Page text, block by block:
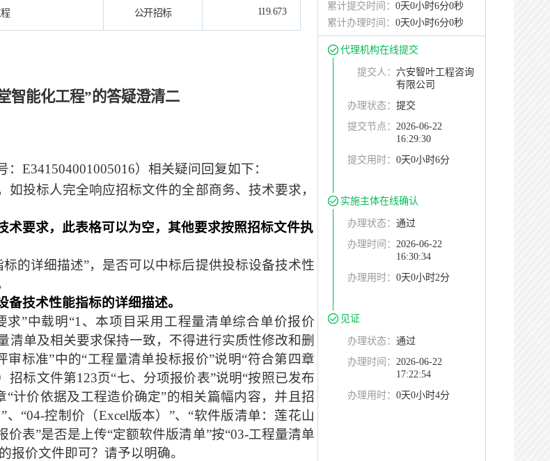
公开招标 119.673
智能化工程”的答疑澄清二
：E341504001005016）相关疑问回复如下：
如投标人完全响应招标文件的全部商务、技术要求，
术要求，此表格可以为空，其他要求按照招标文件执
的详细描述”，是否可以中标后提供投标设备技术性
技术性能指标的详细描述。
求”中载明“1 、本项目采用工程量清单综合单价报价
单及相关要求保持一致，不得进行实质性修改和删
审标准”中的“工程量清单投标报价”说明“符合第四章
招标文件第123页“七、分项报价表”说明“按照已发布
计价依据及工程造价确定”的相关篇幅内容，并且招
、“04-控制价（Excel版本）”、“软件版清单：莲花山
表”是否是上传“定额软件版清单”按“03-工程量清单
报价文件即可？请予以明确。
累计提交时间： 0天0小时6分0秒
累计办理时间： 0天0小时6分0秒
代理机构在线提交
提交人： 六安智叶工程咨询
有限公司
办理状态： 提交
提交节点： 2026-06-22
16:29:30
提交用时： 0天0小时6分
实施主体在线确认
办理状态： 通过
办理时间： 2026-06-22
16:30:34
办理用时： 0天0小时2分
见证
办理状态： 通过
办理时间： 2026-06-22
17:22:54
办理用时： 0天0小时4分